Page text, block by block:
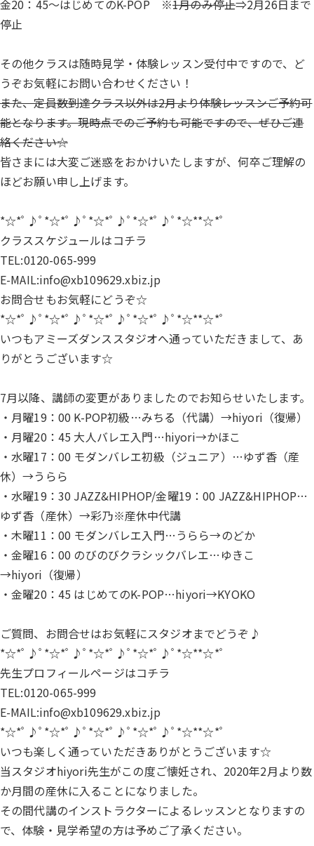
金20：45～はじめてのK-POP ※1月のみ停止⇒2月26日まで
停止
その他クラスは随時見学・体験レッスン受付中ですので、ど
うぞお気軽にお問い合わせください！
また、定員数到達クラス以外は2月より体験レッスンご予約可
能となります。現時点でのご予約も可能ですので、ぜひご連
絡ください☆
皆さまには大変ご迷惑をおかけいたしますが、何卒ご理解の
ほどお願い申し上げます。
*☆*ﾟ♪ﾟ*☆*ﾟ♪ﾟ*☆*ﾟ♪ﾟ*☆*ﾟ♪ﾟ*☆**☆*ﾟ
クラススケジュールはコチラ
TEL:0120-065-999
E-MAIL:info@xb109629.xbiz.jp
お問合せもお気軽にどうぞ☆
*☆*ﾟ♪ﾟ*☆*ﾟ♪ﾟ*☆*ﾟ♪ﾟ*☆*ﾟ♪ﾟ*☆**☆*ﾟ
いつもアミーズダンススタジオへ通っていただきまして、あ
りがとうございます☆
7月以降、講師の変更がありましたのでお知らせいたします。
・月曜19：00 K-POP初級…みちる（代講）→hiyori（復帰）
・月曜20：45 大人バレエ入門…hiyori→かほこ
・水曜17：00 モダンバレエ初級（ジュニア）…ゆず香（産
休）→うらら
・水曜19：30 JAZZ&HIPHOP/金曜19：00 JAZZ&HIPHOP…
ゆず香（産休）→彩乃※産休中代講
・木曜11：00 モダンバレエ入門…うらら→のどか
・金曜16：00 のびのびクラシックバレエ…ゆきこ
→hiyori（復帰）
・金曜20：45 はじめてのK-POP…hiyori→KYOKO
ご質問、お問合せはお気軽にスタジオまでどうぞ♪
*☆*ﾟ♪ﾟ*☆*ﾟ♪ﾟ*☆*ﾟ♪ﾟ*☆*ﾟ♪ﾟ*☆**☆*ﾟ
先生プロフィールページはコチラ
TEL:0120-065-999
E-MAIL:info@xb109629.xbiz.jp
*☆*ﾟ♪ﾟ*☆*ﾟ♪ﾟ*☆*ﾟ♪ﾟ*☆*ﾟ♪ﾟ*☆**☆*ﾟ
いつも楽しく通っていただきありがとうございます☆
当スタジオhiyori先生がこの度ご懐妊され、2020年2月より数
か月間の産休に入ることになりました。
その間代講のインストラクターによるレッスンとなりますの
で、体験・見学希望の方は予めご了承ください。